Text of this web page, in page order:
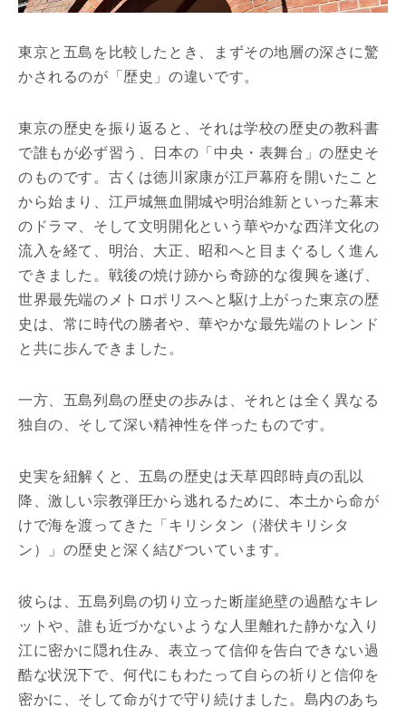
東京と五島を比較したとき、まずその地層の深さに驚
かされるのが「歴史」の違いです。
東京の歴史を振り返ると、それは学校の歴史の教科書
で誰もが必ず習う、日本の「中央・表舞台」の歴史そ
のものです。古くは徳川家康が江戸幕府を開いたこと
から始まり、江戸城無血開城や明治維新といった幕末
のドラマ、そして文明開化という華やかな西洋文化の
流入を経て、明治、大正、昭和へと目まぐるしく進ん
できました。戦後の焼け跡から奇跡的な復興を遂げ、
世界最先端のメトロポリスへと駆け上がった東京の歴
史は、常に時代の勝者や、華やかな最先端のトレンド
と共に歩んできました。
一方、五島列島の歴史の歩みは、それとは全く異なる
独自の、そして深い精神性を伴ったものです。
史実を紐解くと、五島の歴史は天草四郎時貞の乱以
降、激しい宗教弾圧から逃れるために、本土から命が
けで海を渡ってきた「キリシタン（潜伏キリシタ
ン）」の歴史と深く結びついています。
彼らは、五島列島の切り立った断崖絶壁の過酷なキレ
ットや、誰も近づかないような人里離れた静かな入り
江に密かに隠れ住み、表立って信仰を告白できない過
酷な状況下で、何代にもわたって自らの祈りと信仰を
密かに、そして命がけで守り続けました。島内のあち